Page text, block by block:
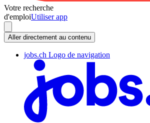
Votre recherche
d'emploiUtiliser app
Aller directement au contenu
jobs.ch Logo de navigation